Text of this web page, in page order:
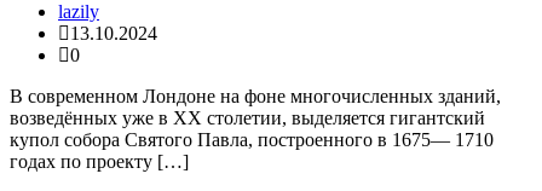
lazily
13.10.2024
0
В современном Лондоне на фоне многочисленных зданий,
возведённых уже в XX столетии, выделяется гигантский
купол собора Святого Павла, построенного в 1675— 1710
годах по проекту […]